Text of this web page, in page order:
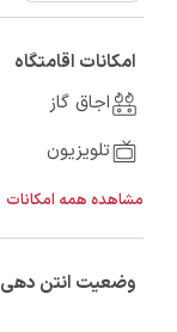
امکانات اقامتگاه
اجاق گاز
تلویزیون
مشاهده همه امکانات
وضعیت انتن دهی